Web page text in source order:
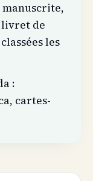
livret de
les
:
cartes-